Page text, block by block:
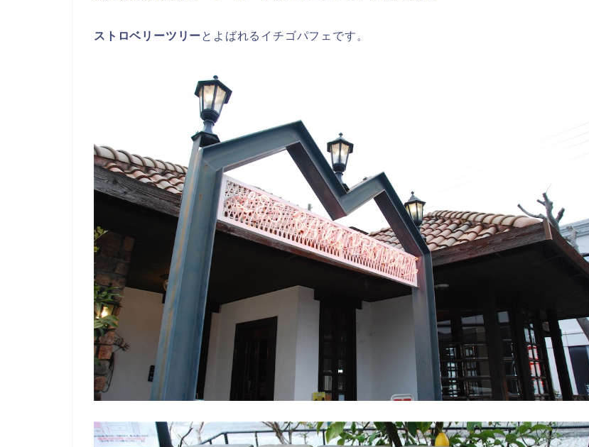
ストロベリーツリーとよばれるイチゴパフェです。